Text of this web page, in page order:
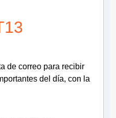
de correo para recibir
del día, con la